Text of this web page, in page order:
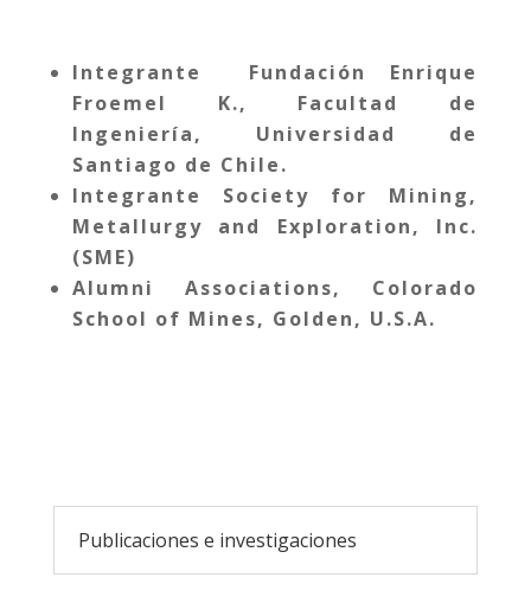
Integrante Fundación Enrique
Froemel K., Facultad de
Ingeniería, Universidad de
Santiago de Chile.
Integrante Society for Mining,
Metallurgy and Exploration, Inc.
(SME)
Alumni Associations, Colorado
School of Mines, Golden, U.S.A.
Publicaciones e investigaciones